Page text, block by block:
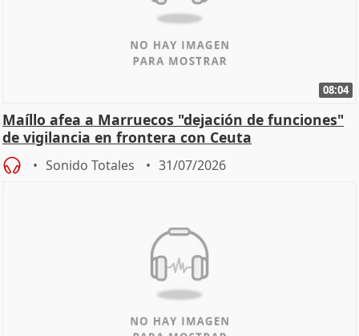
08:04
Maíllo afea a Marruecos "dejación de funciones"
de vigilancia en frontera con Ceuta
Sonido Totales 31/07/2026